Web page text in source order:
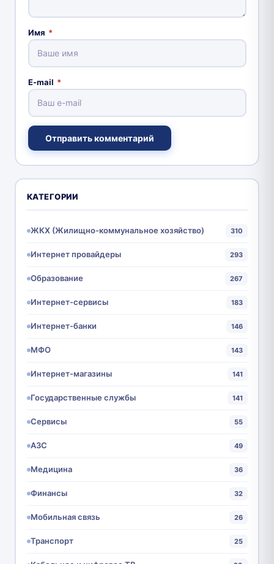
Имя *
E-mail *
Отправить комментарий
КАТЕГОРИИ
ЖКХ (Жилищно-коммунальное хозяйство) 310
Интернет провайдеры 293
Образование 267
Интернет-сервисы 183
Интернет-банки 146
МФО 143
Интернет-магазины 141
Государственные службы 141
Сервисы 55
АЗС 49
Медицина 36
Финансы 32
Мобильная связь 26
Транспорт 25